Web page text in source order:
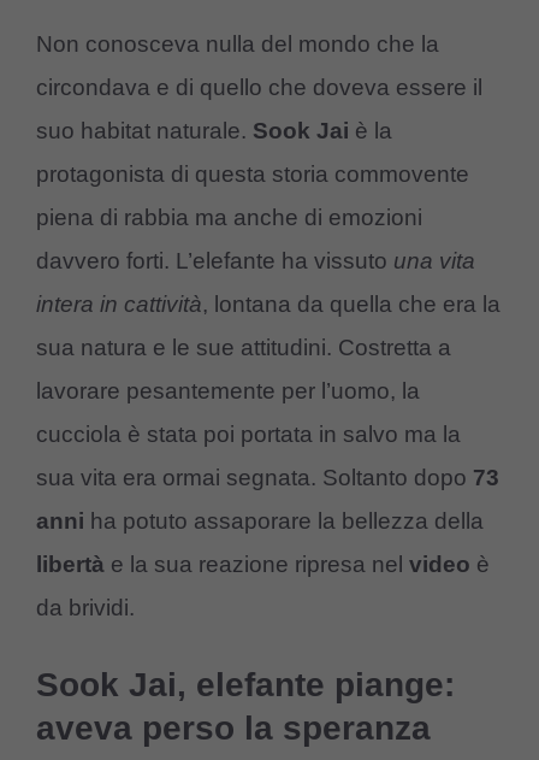
Non conosceva nulla del mondo che la
circondava e di quello che doveva essere il
suo habitat naturale. Sook Jai è la
protagonista di questa storia commovente
piena di rabbia ma anche di emozioni
davvero forti. L’elefante ha vissuto una vita
intera in cattività, lontana da quella che era la
sua natura e le sue attitudini. Costretta a
lavorare pesantemente per l’uomo, la
cucciola è stata poi portata in salvo ma la
sua vita era ormai segnata. Soltanto dopo 73
anni ha potuto assaporare la bellezza della
libertà e la sua reazione ripresa nel video è
da brividi.
Sook Jai, elefante piange:
aveva perso la speranza